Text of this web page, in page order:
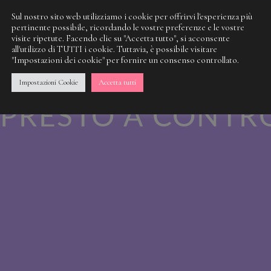
NOSTRA
QUALCOSA DI
PRESTO A
Sul nostro sito web utilizziamo i cookie per offrirvi l'esperienza più
pertinente possibile, ricordando le vostre preferenze e le vostre
visite ripetute. Facendo clic su "Accetta tutto", si acconsente
all'utilizzo di TUTTI i cookie. Tuttavia, è possibile visitare
"Impostazioni dei cookie" per fornire un consenso controllato.
Impostazioni Cookie Accetta tutti